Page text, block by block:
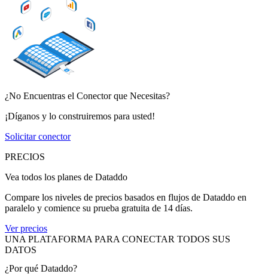
¿No Encuentras el Conector que Necesitas?
¡Díganos y lo construiremos para usted!
Solicitar conector
PRECIOS
Vea todos los planes de Dataddo
Compare los niveles de precios basados en flujos de Dataddo en
paralelo y comience su prueba gratuita de 14 días.
Ver precios
UNA PLATAFORMA PARA CONECTAR TODOS SUS
DATOS
¿Por qué Dataddo?